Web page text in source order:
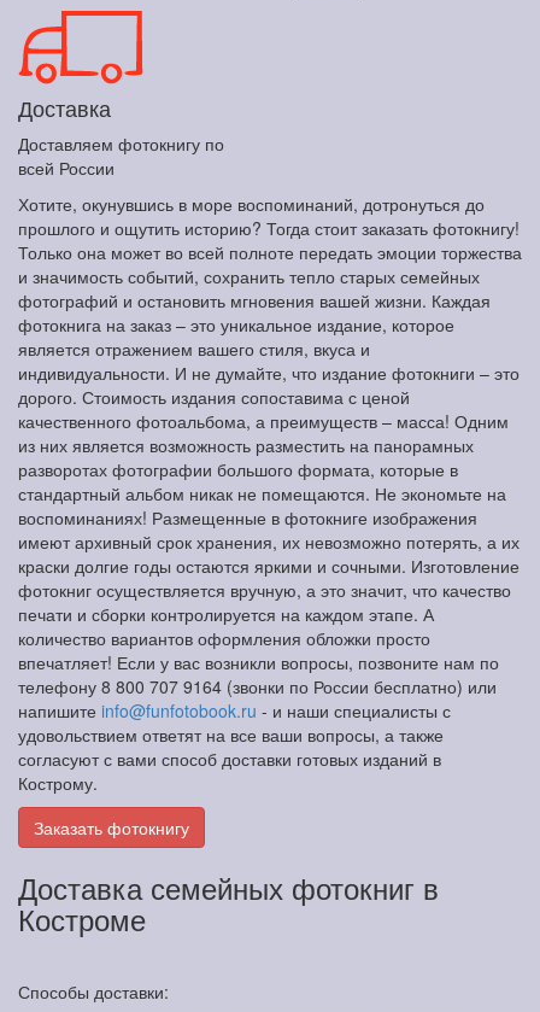
Доставка
Доставляем фотокнигу по
всей России
Хотите, окунувшись в море воспоминаний, дотронуться до
прошлого и ощутить историю? Тогда стоит заказать фотокнигу!
Только она может во всей полноте передать эмоции торжества
и значимость событий, сохранить тепло старых семейных
фотографий и остановить мгновения вашей жизни. Каждая
фотокнига на заказ – это уникальное издание, которое
является отражением вашего стиля, вкуса и
индивидуальности. И не думайте, что издание фотокниги – это
дорого. Стоимость издания сопоставима с ценой
качественного фотоальбома, а преимуществ – масса! Одним
из них является возможность разместить на панорамных
разворотах фотографии большого формата, которые в
стандартный альбом никак не помещаются. Не экономьте на
воспоминаниях! Размещенные в фотокниге изображения
имеют архивный срок хранения, их невозможно потерять, а их
краски долгие годы остаются яркими и сочными. Изготовление
фотокниг осуществляется вручную, а это значит, что качество
печати и сборки контролируется на каждом этапе. А
количество вариантов оформления обложки просто
впечатляет! Если у вас возникли вопросы, позвоните нам по
телефону 8 800 707 9164 (звонки по России бесплатно) или
напишите info@funfotobook.ru - и наши специалисты с
удовольствием ответят на все ваши вопросы, а также
согласуют с вами способ доставки готовых изданий в
Кострому.
Заказать фотокнигу
Доставка семейных фотокниг в
Костроме
Способы доставки: